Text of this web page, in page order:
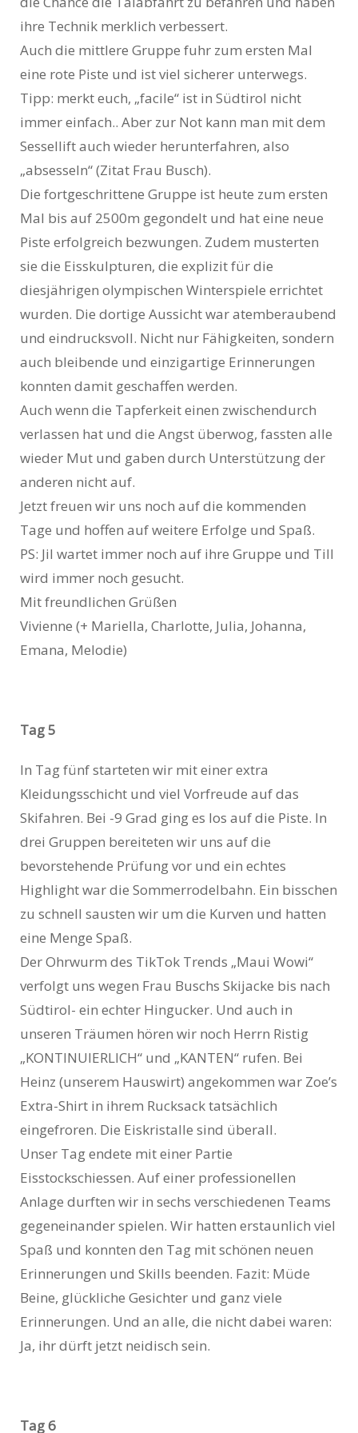
ihre Technik merklich verbessert.
Auch die mittlere Gruppe fuhr zum ersten Mal
eine rote Piste und ist viel sicherer unterwegs.
Tipp: merkt euch, „facile“ ist in Südtirol nicht
immer einfach.. Aber zur Not kann man mit dem
Sessellift auch wieder herunterfahren, also
„absesseln“ (Zitat Frau Busch).
Die fortgeschrittene Gruppe ist heute zum ersten
Mal bis auf 2500m gegondelt und hat eine neue
Piste erfolgreich bezwungen. Zudem musterten
sie die Eisskulpturen, die explizit für die
diesjährigen olympischen Winterspiele errichtet
wurden. Die dortige Aussicht war atemberaubend
und eindrucksvoll. Nicht nur Fähigkeiten, sondern
auch bleibende und einzigartige Erinnerungen
konnten damit geschaffen werden.
Auch wenn die Tapferkeit einen zwischendurch
verlassen hat und die Angst überwog, fassten alle
wieder Mut und gaben durch Unterstützung der
anderen nicht auf.
Jetzt freuen wir uns noch auf die kommenden
Tage und hoffen auf weitere Erfolge und Spaß.
PS: Jil wartet immer noch auf ihre Gruppe und Till
wird immer noch gesucht.
Mit freundlichen Grüßen
Vivienne (+ Mariella, Charlotte, Julia, Johanna,
Emana, Melodie)
Tag 5
In Tag fünf starteten wir mit einer extra
Kleidungsschicht und viel Vorfreude auf das
Skifahren. Bei -9 Grad ging es los auf die Piste. In
drei Gruppen bereiteten wir uns auf die
bevorstehende Prüfung vor und ein echtes
Highlight war die Sommerrodelbahn. Ein bisschen
zu schnell sausten wir um die Kurven und hatten
eine Menge Spaß.
Der Ohrwurm des TikTok Trends „Maui Wowi“
verfolgt uns wegen Frau Buschs Skijacke bis nach
Südtirol- ein echter Hingucker. Und auch in
unseren Träumen hören wir noch Herrn Ristig
„KONTINUIERLICH“ und „KANTEN“ rufen. Bei
Heinz (unserem Hauswirt) angekommen war Zoe’s
Extra-Shirt in ihrem Rucksack tatsächlich
eingefroren. Die Eiskristalle sind überall.
Unser Tag endete mit einer Partie
Eisstockschiessen. Auf einer professionellen
Anlage durften wir in sechs verschiedenen Teams
gegeneinander spielen. Wir hatten erstaunlich viel
Spaß und konnten den Tag mit schönen neuen
Erinnerungen und Skills beenden. Fazit: Müde
Beine, glückliche Gesichter und ganz viele
Erinnerungen. Und an alle, die nicht dabei waren:
Ja, ihr dürft jetzt neidisch sein.
Tag 6